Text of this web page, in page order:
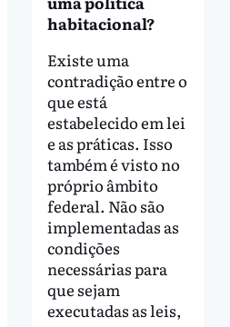
habitacional?
Existe uma
contradição entre o
que está
estabelecido em lei
e as práticas. Isso
também é visto no
próprio âmbito
federal. Não são
implementadas as
condições
necessárias para
que sejam
executadas as leis,